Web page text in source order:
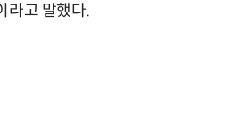
라고 말했다.